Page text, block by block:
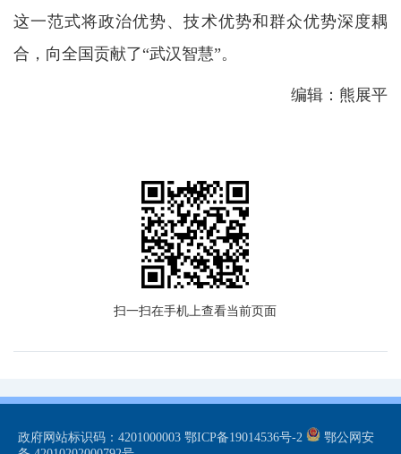
这一范式将政治优势、技术优势和群众优势深度耦
合，向全国贡献了“武汉智慧”。
编辑：熊展平
扫一扫在手机上查看当前页面
政府网站标识码：4201000003 鄂ICP备19014536号-2
鄂公网安